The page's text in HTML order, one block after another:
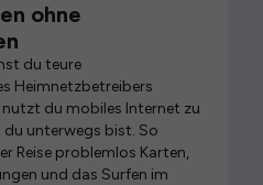
ohne
du teure
Heimnetzbetreibers
du mobiles Internet zu
du unterwegs bist. So
Reise problemlos Karten,
und das Surfen im